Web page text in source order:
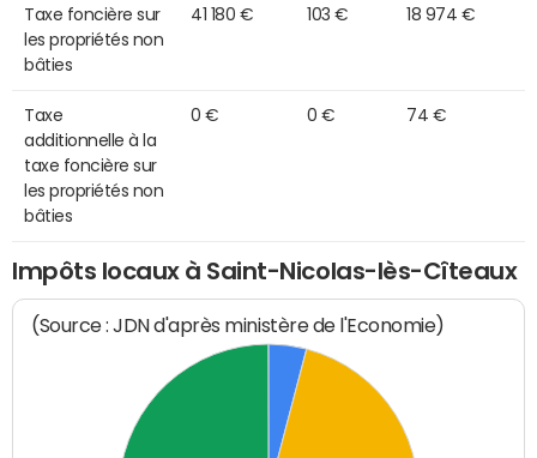
Taxe foncière sur
les propriétés non
bâties
41 180 € 103 € 18 974 €
Taxe
additionnelle à la
taxe foncière sur
les propriétés non
bâties
0 € 0 € 74 €
Impôts locaux à Saint-Nicolas-lès-Cîteaux
(Source : JDN d'après ministère de l'Economie)